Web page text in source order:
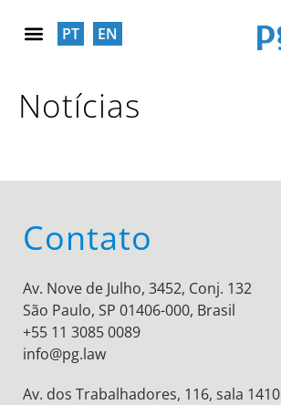
PT EN
Notícias
Contato
Av. Nove de Julho, 3452, Conj. 132
São Paulo, SP 01406-000, Brasil
+55 11 3085 0089
info@pg.law
Av. dos Trabalhadores, 116, sala 1410